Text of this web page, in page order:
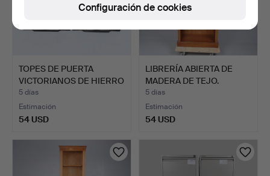
TOPES DE PUERTA
VICTORIANOS DE HIERRO
FUND…
5 días
Estimación
54 USD
LIBRERÍA ABIERTA DE
MADERA DE TEJO.
5 días
Estimación
54 USD
Configuración de cookies